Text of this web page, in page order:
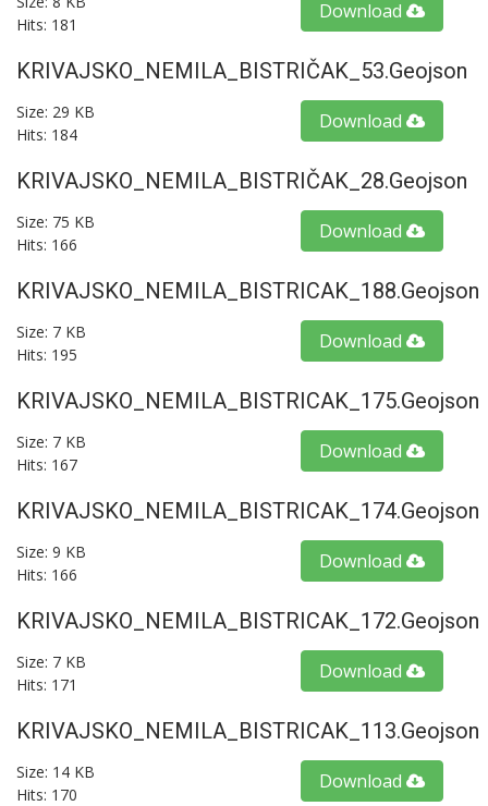
Hits: 181
Download
KRIVAJSKO_NEMILA_BISTRIČAK_53.geojson
Size: 29 KB
Hits: 184
Download
KRIVAJSKO_NEMILA_BISTRIČAK_28.geojson
Size: 75 KB
Hits: 166
Download
KRIVAJSKO_NEMILA_BISTRICAK_188.geojson
Size: 7 KB
Hits: 195
Download
KRIVAJSKO_NEMILA_BISTRICAK_175.geojson
Size: 7 KB
Hits: 167
Download
KRIVAJSKO_NEMILA_BISTRICAK_174.geojson
Size: 9 KB
Hits: 166
Download
KRIVAJSKO_NEMILA_BISTRICAK_172.geojson
Size: 7 KB
Hits: 171
Download
KRIVAJSKO_NEMILA_BISTRICAK_113.geojson
Size: 14 KB
Hits: 170
Download